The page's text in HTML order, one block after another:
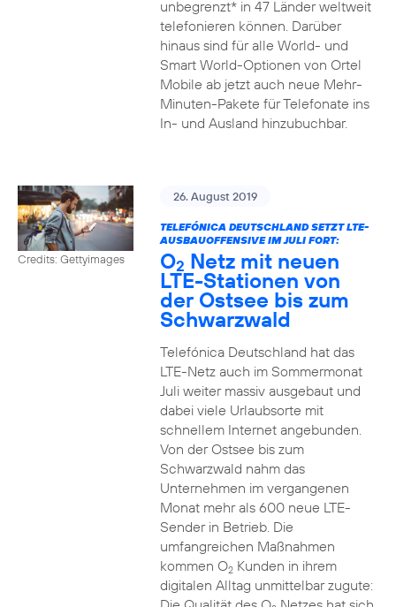
unbegrenzt* in 47 Länder weltweit
telefonieren können. Darüber
hinaus sind für alle World- und
Smart World-Optionen von Ortel
Mobile ab jetzt auch neue Mehr-
Minuten-Pakete für Telefonate ins
In- und Ausland hinzubuchbar.
Credits: Gettyimages
26. August 2019
TELEFÓNICA DEUTSCHLAND SETZT LTE-
AUSBAUOFFENSIVE IM JULI FORT:
O2 Netz mit neuen
LTE-Stationen von
der Ostsee bis zum
Schwarzwald
Telefónica Deutschland hat das
LTE-Netz auch im Sommermonat
Juli weiter massiv ausgebaut und
dabei viele Urlaubsorte mit
schnellem Internet angebunden.
Von der Ostsee bis zum
Schwarzwald nahm das
Unternehmen im vergangenen
Monat mehr als 600 neue LTE-
Sender in Betrieb. Die
umfangreichen Maßnahmen
kommen O2Kunden in ihrem
digitalen Alltag unmittelbar zugute: